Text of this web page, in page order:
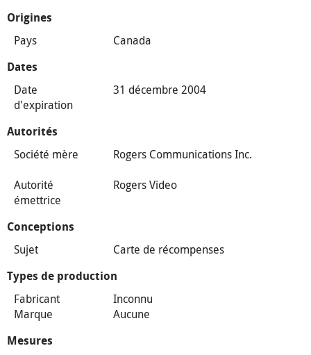
Origines
Pays Canada
Dates
Date
d'expiration
31 décembre 2004
Autorités
Société mère
Rogers Communications Inc.
Autorité
émettrice
Rogers Video
Conceptions
Sujet Carte de récompenses
Types de production
Fabricant
Inconnu
Marque
Aucune
Mesures